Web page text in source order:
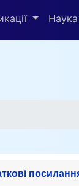
Наука